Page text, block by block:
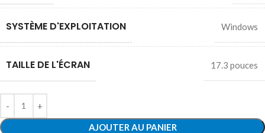
SYSTÈME D'EXPLOITATION Windows
TAILLE DE L'ÉCRAN 17.3 pouces
AJOUTER AU PANIER